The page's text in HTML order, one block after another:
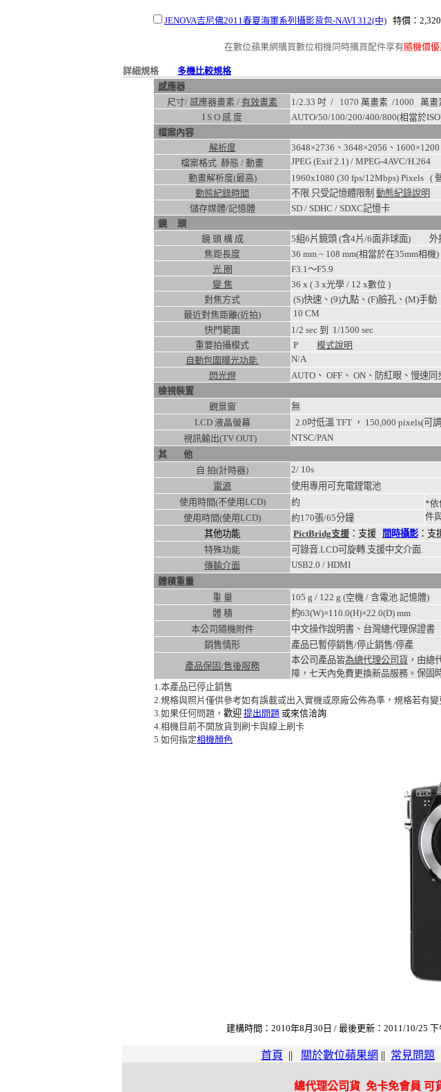
JENOVA吉尼佛2011春夏海軍系列攝影背包-NAVI 312(中) 特價：
在數位蘋果網購買數位相機同時購買配件享有隨機價優
詳細規格
多機比較規格
感應器
尺寸/ 感應器畫素 / 有效畫素 1/2.33 吋 / 1070 萬畫素 /1000 萬畫
I S O 感 度
AUTO/50/100/200/400/800(相當於
檔案內容
解析度
3648×2736、3648×2056、
檔案格式 靜態 / 動畫
JPEG (Exif 2.1) / MPEG-4AVC/H.264
動畫解析度(最高)
1960x1080 (30 fps/12Mbps) Pixels (
動態紀錄時間
不限.只受記憶體限制 動態紀錄說明
儲存媒體/記憶體
SD / SDHC / SDXC記憶卡
鏡 頭
鏡 頭 構 成
5組6片鏡頭 (含4片/6面非球面) 外
焦距長度
36 mm ~ 108 mm(相當於在35mm相機)
光 圈
F3.1～F5.9
變 焦
36 x ( 3 x光學 / 12 x數位 )
對焦方式
(S)快速、(9)九點、(F)臉孔、(M)手動
最近對焦距離(近拍)
10 CM
快門範圍
1/2 sec 到 1/1500 sec
重要拍攝模式
P
模式說明
自動包圍曝光功能
N/A
閃光燈
AUTO、 OFF、 ON、防紅眼、慢
檢視裝置
觀景窗
無
LCD 液晶螢幕
2.0吋低溫 TFT ， 150,000 pixels(可
視訊輸出(TV OUT)
NTSC/PAN
其 他
自 拍(計時器)
2/ 10s
電源
使用專用可充電鋰電池
使用時間(不使用LCD)
約
*依
件
使用時間(使用LCD) 約170張/65分鐘
其他功能
PictBridg支援 ：支援 間時攝影 ：支
特殊功能
可錄音.LCD可旋轉.支援中文介面.
傳輸介面
USB2.0 / HDMI
體積重量
重 量
105 g / 122 g (空機 / 含電池.記憶體)
體 積
約63(W)×110.0(H)×22.0(D) mm
本公司隨機附件
中文操作說明書、台灣總代理保證書
銷售情形
產品已暫停銷售/停止銷售/停產
產品保固/售後服務
本公司產品皆為總代理公司貨 ，由總
障，七天內免費更換新品服務。 保固
1.本產品已停止銷售
2.規格與照片僅供參考如有誤載或出入實機或原廠公佈為準，規格若有
3.如果任何問題， 歡迎 提出問題 或來信洽詢
4.相機目前不開放貨到刷卡與線上刷卡
5.如何指定相機顏色
建構時間：2010年8月30日 / 最後更新：2011/10/25
首頁 || 關於數位蘋果網 || 常見問題
總代理公司貨 免卡免會員 可